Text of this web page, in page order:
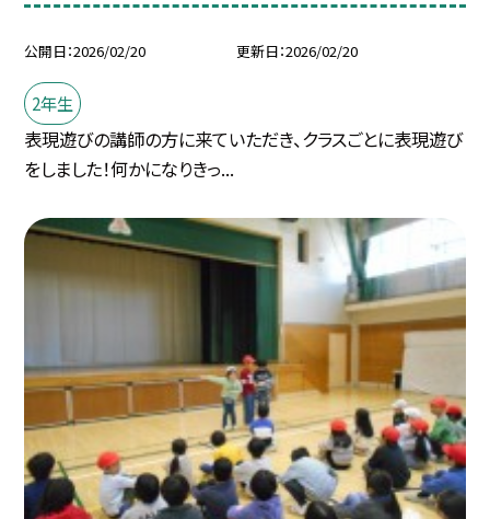
公開日 2026/02/20 更新日 2026/02/20
2年生
表現遊びの講師の方に来ていただき、クラスごとに表現遊び
をしました！何かになりきっ...